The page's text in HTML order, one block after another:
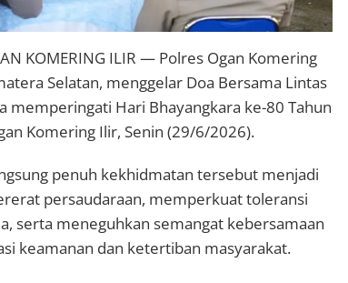
KOMERING ILIR — Polres Ogan Komering
Selatan, menggelar Doa Bersama Lintas
memperingati Hari Bhayangkara ke-80 Tahun
Komering Ilir, Senin (29/6/2026).
penuh kekhidmatan tersebut menjadi
persaudaraan, memperkuat toleransi
serta meneguhkan semangat kebersamaan
keamanan dan ketertiban masyarakat.